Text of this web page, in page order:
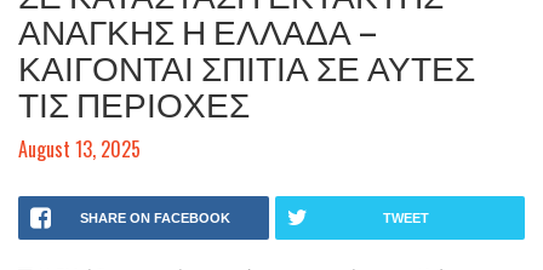
ΑΝΑΓΚΗΣ Η ΕΛΛΑΔΑ –
ΚΑΙΓΟΝΤΑΙ ΣΠΙΤΙΑ ΣΕ ΑΥΤΕΣ
ΤΙΣ ΠΕΡΙΟΧΕΣ
August 13, 2025
SHARE ON FACEBOOK TWEET